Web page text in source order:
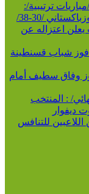
من 18 سنة إناث /مباريات ترتيبية/:
/30-38/
اعتزاله عن
فوز شباب قسنطينة
وفاق سطيف أمام
2026 /ربع النهائي/ : المنتخب
ديفوار
للتنافس